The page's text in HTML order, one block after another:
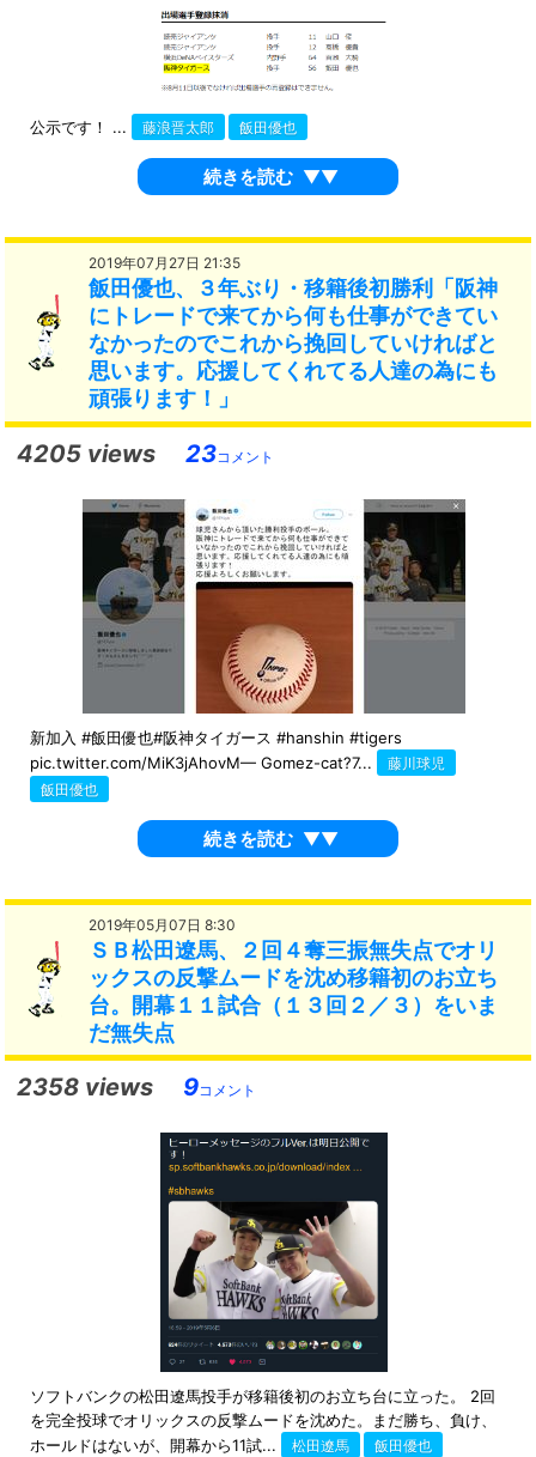
公示です！ ... 藤浪晋太郎 飯田優也
続きを読む ▼▼
2019年07月27日 21:35
飯田優也、３年ぶり・移籍後初勝利「阪神
にトレードで来てから何も仕事ができてい
なかったのでこれから挽回していければと
思います。応援してくれてる人達の為にも
頑張ります！」
4205 views 23コメント
新加入 #飯田優也#阪神タイガース #hanshin #tigers
pic.twitter.com/MiK3jAhovM— Gomez-cat?7...
藤川球児
飯田優也
続きを読む ▼▼
2019年05月07日 8:30
ＳＢ松田遼馬、２回４奪三振無失点でオリ
ックスの反撃ムードを沈め移籍初のお立ち
台。開幕１１試合（１３回２／３）をいま
だ無失点
2358 views 9コメント
ソフトバンクの松田遼馬投手が移籍後初のお立ち台に立った。 2回
を完全投球でオリックスの反撃ムードを沈めた。まだ勝ち、負け、
ホールドはないが、開幕から11試...
松田遼馬 飯田優也